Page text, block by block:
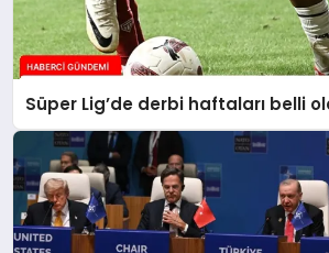
Süper Lig’de derbi haftaları belli